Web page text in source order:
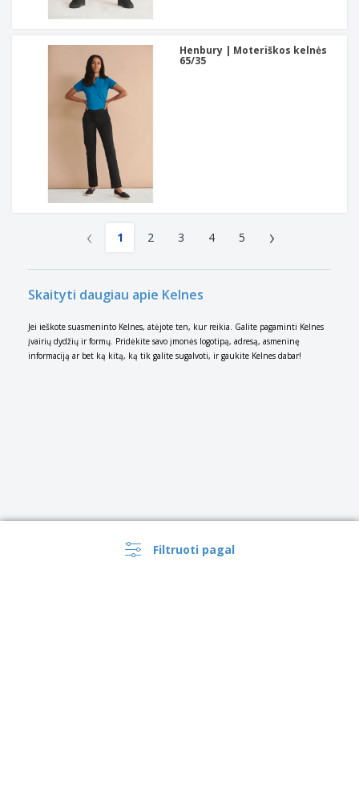
Filtruoti pagal
Henbury | Moteriškos kelnės
65/35
‹ 1 2 3 4 5 ›
Skaityti daugiau apie Kelnes
Jei ieškote suasmeninto Kelnes, atėjote ten, kur reikia. Galite pagaminti Kelnes
įvairių dydžių ir formų. Pridėkite savo įmonės logotipą, adresą, asmeninę
informaciją ar bet ką kitą, ką tik galite sugalvoti, ir gaukite Kelnes dabar!